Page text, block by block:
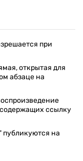
при
открытая для
абзаце на
ссылку
публикуются на